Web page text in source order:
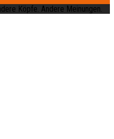
Köpfe. Andere Meinungen.